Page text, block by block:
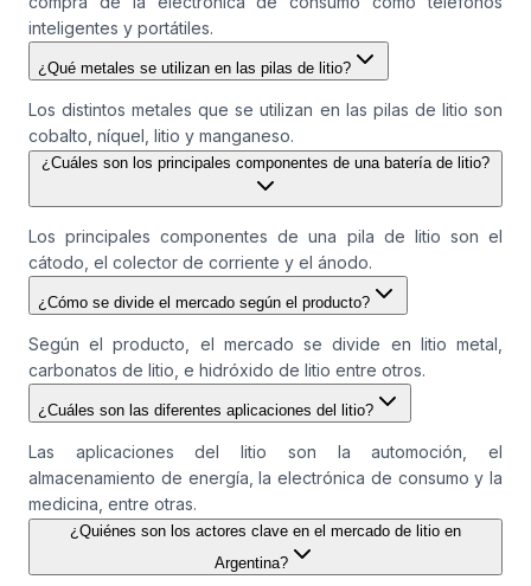
inteligentes y portátiles.
¿Qué metales se utilizan en las pilas de litio?
Los distintos metales que se utilizan en las pilas de litio son
cobalto, níquel, litio y manganeso.
¿Cuáles son los principales componentes de una batería de litio?
Los principales componentes de una pila de litio son el
cátodo, el colector de corriente y el ánodo.
¿Cómo se divide el mercado según el producto?
Según el producto, el mercado se divide en litio metal,
carbonatos de litio, e hidróxido de litio entre otros.
¿Cuáles son las diferentes aplicaciones del litio?
Las aplicaciones del litio son la automoción, el
almacenamiento de energía, la electrónica de consumo y la
medicina, entre otras.
¿Quiénes son los actores clave en el mercado de litio en
Argentina?